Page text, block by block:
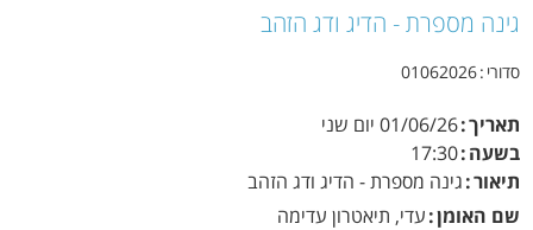
גינה מספרת - הדיג ודג הזהב
סדורי 01062026
תאריך 01/06/26 יום שני
בשעה 17:30
תיאור גינה מספרת - הדיג ודג הזהב
שם האומן עדי, תיאטרון עדימה